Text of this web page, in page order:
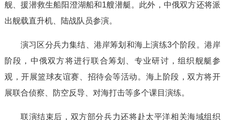
舰、援潜救生船阳澄湖船和1艘潜艇。此外，中俄双方还将派
出舰载直升机、陆战队员参演。
演习区分兵力集结、港岸筹划和海上演练3个阶段。港岸
阶段，中俄双方将进行联合筹划、专业研讨，组织舰艇参
观，开展篮球友谊赛、招待会等活动。海上阶段，双方将开
展联合侦察、防空反导、对海打击等多个课目演练。
联演结束后，双方部分兵力还将赴太平洋相关海域组织